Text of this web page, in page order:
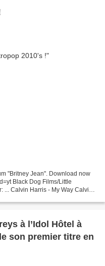
"Britney Jean". Download now
Black Dog Films/Little
... Calvin Harris - My Way Calvin
à l’Idol Hôtel à
son premier titre en